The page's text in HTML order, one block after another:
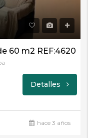
60 m2 REF:4620
Detalles
hace 3 años